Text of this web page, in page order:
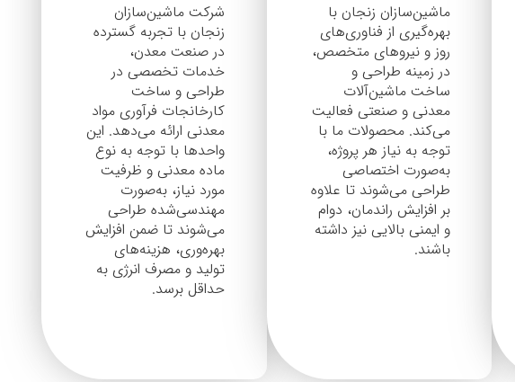
شرکت ماشین‌سازان
زنجان با تجربه گسترده
در صنعت معدن،
خدمات تخصصی در
طراحی و ساخت
کارخانجات فرآوری مواد
معدنی ارائه می‌دهد. این
واحدها با توجه به نوع
ماده معدنی و ظرفیت
مورد نیاز، به‌صورت
مهندسی‌شده طراحی
می‌شوند تا ضمن افزایش
بهره‌وری، هزینه‌های
تولید و مصرف انرژی به
حداقل برسد.
ماشین‌سازان زنجان با
بهره‌گیری از فناوری‌های
روز و نیروهای متخصص،
در زمینه طراحی و
ساخت ماشین‌آلات
معدنی و صنعتی فعالیت
می‌کند. محصولات ما با
توجه به نیاز هر پروژه،
به‌صورت اختصاصی
طراحی می‌شوند تا علاوه
بر افزایش راندمان، دوام
و ایمنی بالایی نیز داشته
باشند.